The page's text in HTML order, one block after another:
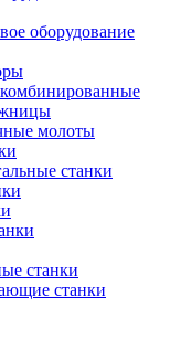
оборудование
молоты
станки
станки
станки